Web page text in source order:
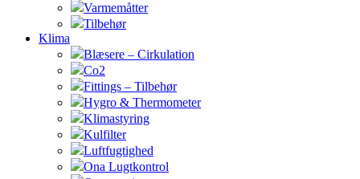
Varmemåtter
Tilbehør
Klima
Blæsere – Cirkulation
Co2
Fittings – Tilbehør
Hygro & Thermometer
Klimastyring
Kulfilter
Luftfugtighed
Ona Lugtkontrol